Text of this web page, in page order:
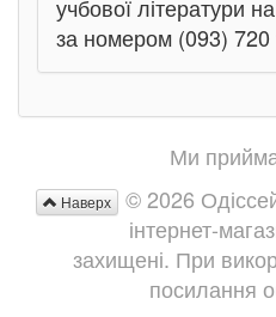
учбової літератури
за номером (093) 720
Ми
Наверх
© 2026
інтернет-
захищені. При
посилання